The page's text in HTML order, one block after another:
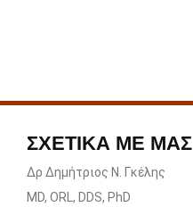
ΣΧΕΤΙΚΑ ΜΕ ΜΑΣ
Δρ Δημήτριος Ν. Γκέλης
MD, ORL, DDS, PhD